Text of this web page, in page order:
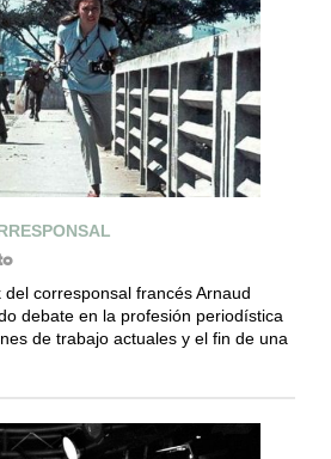
del corresponsal francés Arnaud
debate en la profesión periodística
de trabajo actuales y el fin de una